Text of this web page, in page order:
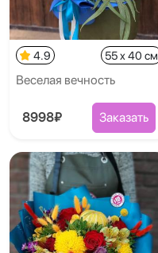
4.9 55 x 40 см
Веселая вечность
8998₽ Заказать